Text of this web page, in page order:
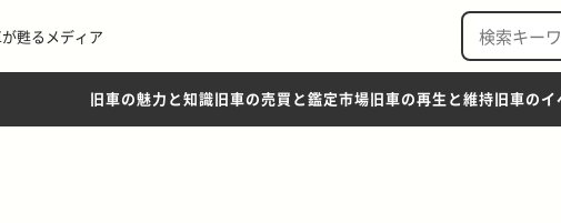
甦るメディア
旧車の魅力と知識旧車の売買と鑑定市場旧車の再生と維持旧車のイ